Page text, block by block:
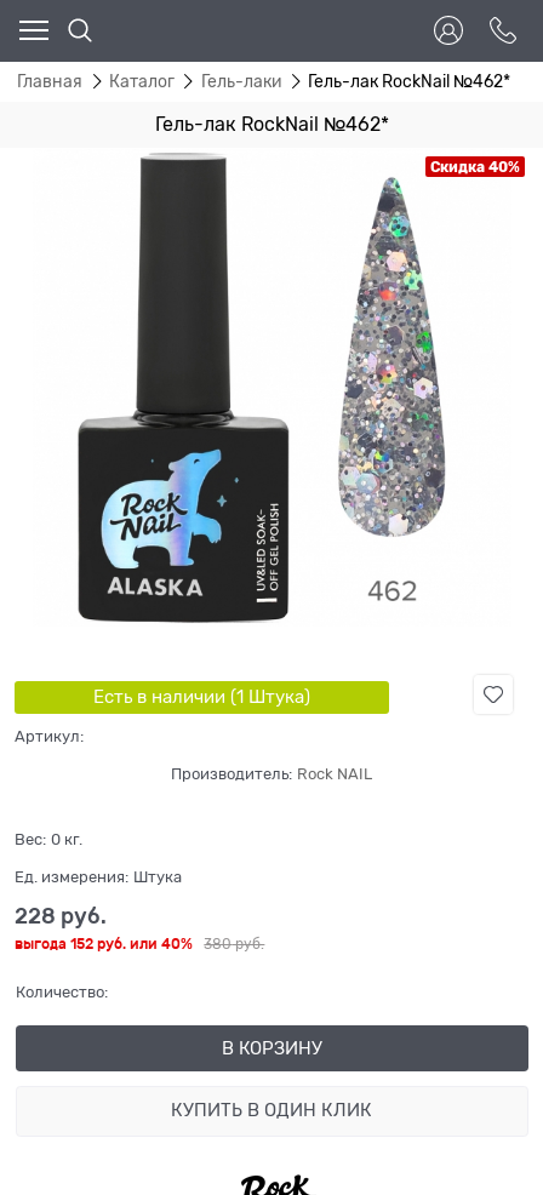
Главная Каталог Гель-лаки Гель-лак RockNail №462*
Гель-лак RockNail №462*
Скидка 40%
Есть в наличии (1 Штука)
Артикул:
Производитель: Rock NAIL
Вес: 0 кг.
Ед. измерения: Штука
380 руб.
228 руб.
выгода 152 руб. или 40%
Количество:
В КОРЗИНУ
КУПИТЬ В ОДИН КЛИК